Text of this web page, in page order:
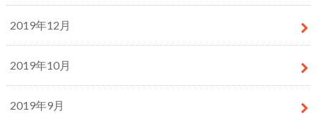
2019年12月
2019年10月
2019年9月